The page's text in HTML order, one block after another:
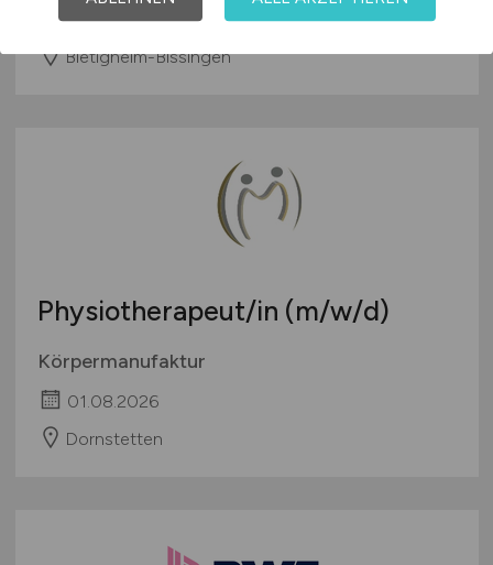
01.08.2026
Bietigheim-Bissingen
Physiotherapeut/in (m/w/d)
Körpermanufaktur
01.08.2026
Dornstetten